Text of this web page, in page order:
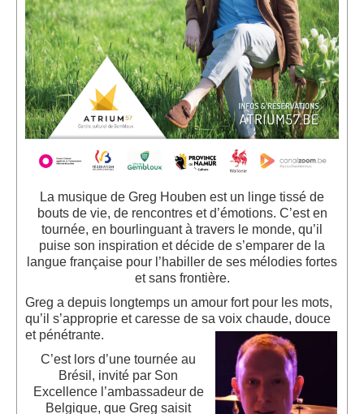
La musique de Greg Houben est un linge tissé de
bouts de vie, de rencontres et d’émotions. C’est en
tournée, en bourlinguant à travers le monde, qu’il
puise son inspiration et décide de s’emparer de la
langue française pour l’habiller de ses mélodies fortes
et sans frontière.
Greg a depuis longtemps un amour fort pour les mots,
qu’il s’approprie et caresse de sa voix chaude, douce
et pénétrante.
C’est lors d’une tournée au
Brésil, invité par Son
Excellence l’ambassadeur de
Belgique, que Greg saisit